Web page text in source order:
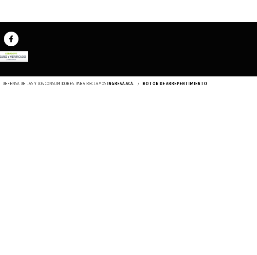
DEFENSA DE LAS Y LOS CONSUMIDORES. PARA RECLAMOSINGRESÁ ACÁ. / BOTÓN DE ARREPENTIMIENTO